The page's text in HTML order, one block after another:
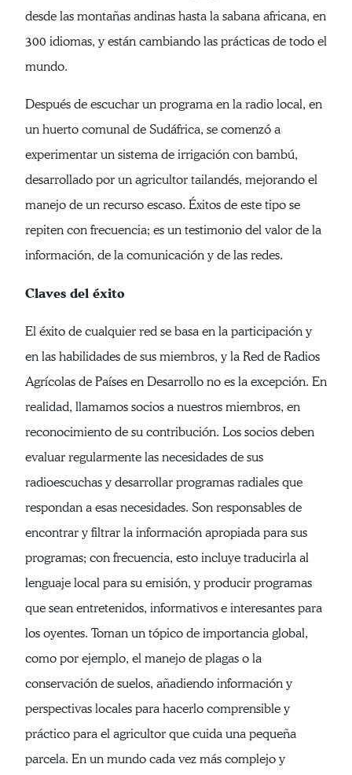
desde las montañas andinas hasta la sabana africana, en
300 idiomas, y están cambiando las prácticas de todo el
mundo.
Después de escuchar un programa en la radio local, en
un huerto comunal de Sudáfrica, se comenzó a
experimentar un sistema de irrigación con bambú,
desarrollado por un agricultor tailandés, mejorando el
manejo de un recurso escaso. Éxitos de este tipo se
repiten con frecuencia; es un testimonio del valor de la
información, de la comunicación y de las redes.
Claves del éxito
El éxito de cualquier red se basa en la participación y
en las habilidades de sus miembros, y la Red de Radios
Agrícolas de Países en Desarrollo no es la excepción. En
realidad, llamamos socios a nuestros miembros, en
reconocimiento de su contribución. Los socios deben
evaluar regularmente las necesidades de sus
radioescuchas y desarrollar programas radiales que
respondan a esas necesidades. Son responsables de
encontrar y filtrar la información apropiada para sus
programas; con frecuencia, esto incluye traducirla al
lenguaje local para su emisión, y producir programas
que sean entretenidos, informativos e interesantes para
los oyentes. Toman un tópico de importancia global,
como por ejemplo, el manejo de plagas o la
conservación de suelos, añadiendo información y
perspectivas locales para hacerlo comprensible y
práctico para el agricultor que cuida una pequeña
parcela. En un mundo cada vez más complejo y